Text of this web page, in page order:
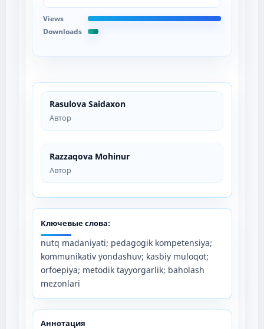
Rasulova Saidaxon
Автор
Razzaqova Mohinur
Автор
Ключевые слова:
nutq madaniyati; pedagogik kompetensiya;
kommunikativ yondashuv; kasbiy muloqot;
orfoepiya; metodik tayyorgarlik; baholash
mezonlari
Аннотация
Views
Downloads